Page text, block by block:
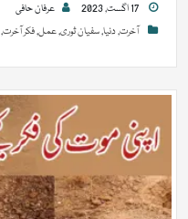
عرفان حافی
آخرت,دنیا,سفیان ثوری,عمل,فکر آخرت,